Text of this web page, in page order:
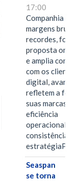
17:00
Companhia
margens brutas
recordes,
proposta
e amplia
com os clientes
digital, avanços
refletem a força
suas marcas, a
eficiência
operacional e a
consistência de
Seaspan
se torna